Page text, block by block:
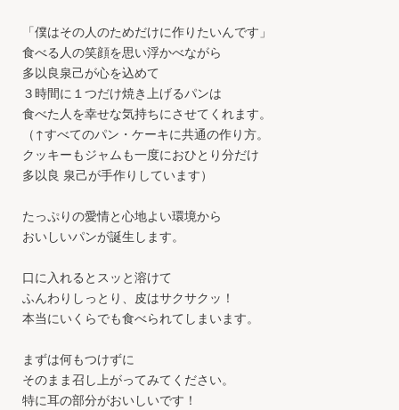
「僕はその人のためだけに作りたいんです」
食べる人の笑顔を思い浮かべながら
多以良泉己が心を込めて
３時間に１つだけ焼き上げるパンは
食べた人を幸せな気持ちにさせてくれます。
（↑すべてのパン・ケーキに共通の作り方。
クッキーもジャムも一度におひとり分だけ
多以良 泉己が手作りしています）
たっぷりの愛情と心地よい環境から
おいしいパンが誕生します。
口に入れるとスッと溶けて
ふんわりしっとり、皮はサクサクッ！
本当にいくらでも食べられてしまいます。
まずは何もつけずに
そのまま召し上がってみてください。
特に耳の部分がおいしいです！